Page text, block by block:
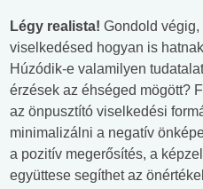
Légy realista! Gondold
viselkedésed hogyan is
Húzódik-e valamilyen
érzések az éhséged mögött?
az önpusztító viselkedési
minimalizálni a negatív
a pozitív megerősítés, a
együttese segíthet az